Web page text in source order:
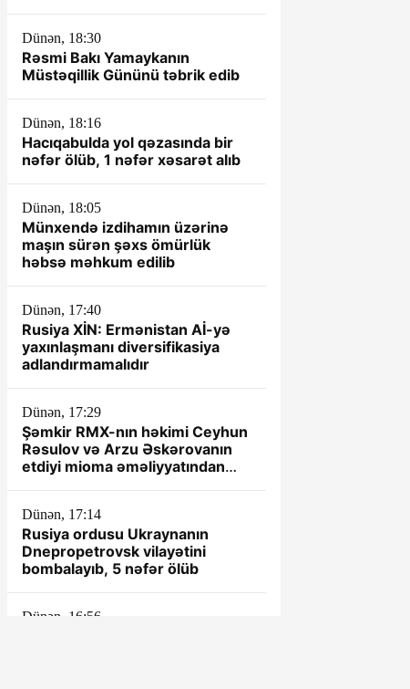
Dünən, 18:30
Rəsmi Bakı Yamaykanın
Müstəqillik Gününü təbrik edib
Dünən, 18:16
Hacıqabulda yol qəzasında bir
nəfər ölüb, 1 nəfər xəsarət alıb
Dünən, 18:05
Münxendə izdihamın üzərinə
maşın sürən şəxs ömürlük
həbsə məhkum edilib
Dünən, 17:40
Rusiya XİN: Ermənistan Aİ-yə
yaxınlaşmanı diversifikasiya
adlandırmamalıdır
Dünən, 17:29
Şəmkir RMX-nın həkimi Ceyhun
Rəsulov və Arzu Əskərovanın
etdiyi mioma əməliyyatından
Dünən, 17:14
Rusiya ordusu Ukraynanın
Dnepropetrovsk vilayətini
bombalayıb, 5 nəfər ölüb
Dünən, 16:56